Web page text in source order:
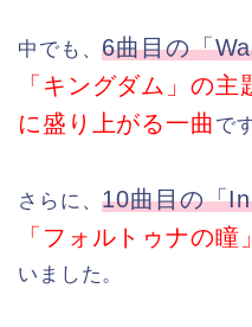
中でも、6曲目の「
「キングダム」の
に盛り上がる一曲 で
さらに、10曲目の「
「フォルトゥナの瞳
いました。